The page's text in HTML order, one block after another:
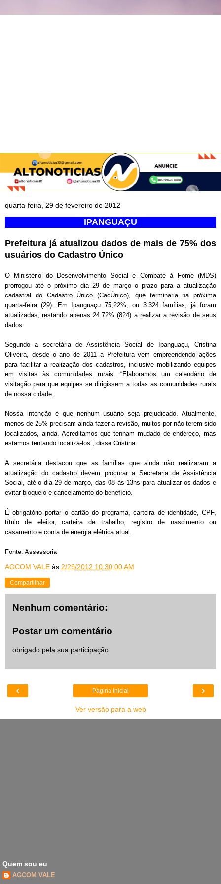
quarta-feira, 29 de fevereiro de 2012
IPANGUAÇU
Prefeitura já atualizou dados de mais de 75% dos
usuários do Cadastro Único
O Ministério do Desenvolvimento Social e Combate à Fome (MDS)
prorrogou até o próximo dia 29 de março o prazo para a atualização
cadastral do Cadastro Único (CadÚnico), que terminaria na próxima
quarta-feira (29). Em Ipanguaçu 75,22%, ou 3.324 famílias, já foram
atualizadas; restando apenas 24.72% (824) a realizar a revisão de seus
dados.
Segundo a secretária de Assistência Social de Ipanguaçu, Cristina
Oliveira, desde o ano de 2011 a Prefeitura vem empreendendo ações
para facilitar a realização dos cadastros, inclusive mobilizando equipes
em visitas às comunidades rurais. “Elaboramos um calendário de
visitação para que equipes se dirigissem a todas as comunidades rurais
de nossa cidade.
Nossa intenção é que nenhum usuário seja prejudicado. Atualmente,
menos de 25% precisam ainda fazer a revisão, muitos por não terem sido
localizados, ainda. Acreditamos que tenham mudado de endereço, mas
estamos tentando localizá-los”, disse Cristina.
A secretária destacou que as famílias que ainda não realizaram a
atualização do cadastro devem procurar a Secretaria de Assistência
Social, até o dia 29 de março, das 08 às 13hs para atualizar os dados e
evitar bloqueio e cancelamento do benefício.
É obrigatório portar o cartão do programa, carteira de identidade, CPF,
título de eleitor, carteira de trabalho, registro de nascimento ou
casamento e conta de energia elétrica atual.
Fonte: Assessoria
AGCOM VALE às 2/29/2012 10:30:00 AM
Compartilhar
Nenhum comentário:
Postar um comentário
obrigado pela sua participação
‹ ›
Página inicial
Ver versão para a web
Quem sou eu
AGCOM VALE